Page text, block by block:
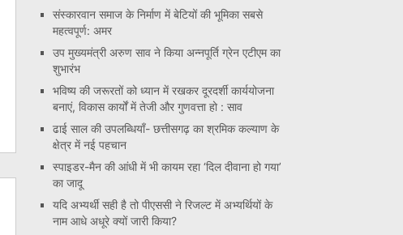
संस्कारवान समाज के निर्माण में बेटियों की भूमिका सबसे
महत्वपूर्ण: अमर
उप मुख्यमंत्री अरुण साव ने किया अन्नपूर्ति ग्रेन एटीएम का
शुभारंभ
भविष्य की जरूरतों को ध्यान में रखकर दूरदर्शी कार्ययोजना
बनाएं, विकास कार्यों में तेजी और गुणवत्ता हो : साव
ढाई साल की उपलब्धियाँ- छत्तीसगढ़ का श्रमिक कल्याण के
क्षेत्र में नई पहचान
स्पाइडर-मैन की आंधी में भी कायम रहा ‘दिल दीवाना हो गया’
का जादू
यदि अभ्यर्थी सही है तो पीएससी ने रिजल्ट में अभ्यर्थियों के
नाम आधे अधूरे क्यों जारी किया?